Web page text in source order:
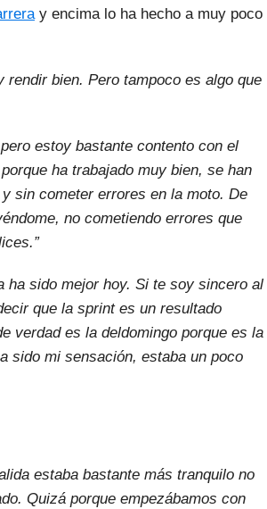
y encima lo ha hecho a muy poco
bien. Pero tampoco es algo que
estoy bastante contento con el
ha trabajado muy bien, se han
sin cometer errores en la moto. De
no cometiendo errores que
ha sido mejor hoy. Si te soy sincero al
que la sprint es un resultado
verdad es la deldomingo porque es la
sido mi sensación, estaba un poco
estaba bastante más tranquilo no
Quizá porque empezábamos con